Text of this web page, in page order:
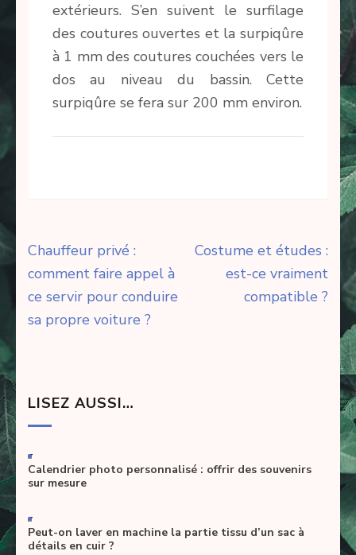
extérieurs. S’en suivent le surfilage
des coutures ouvertes et la surpiqûre
à 1 mm des coutures couchées vers le
dos au niveau du bassin. Cette
surpiqûre se fera sur 200 mm environ.
Navigation
de
l’article
Chauffeur privé :
comment faire appel à
ce servir pour conduire
sa propre voiture ?
Costume et études :
est-ce vraiment
compatible ?
LISEZ AUSSI…
-
Calendrier photo personnalisé : offrir des souvenirs
sur mesure
-
Peut-on laver en machine la partie tissu d’un sac à
détails en cuir ?